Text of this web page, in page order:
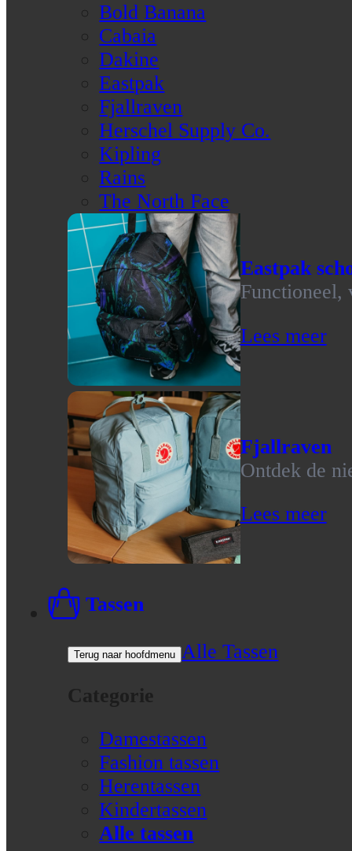
Bold Banana
Cabaia
Dakine
Eastpak
Fjallraven
Herschel Supply Co.
Kipling
Rains
The North Face
Eastpak
Functioneel,
Lees meer
Fjallraven
Ontdek de
Lees meer
Tassen
Terug naar hoofdmenu Alle Tassen
Categorie
Damestassen
Fashion tassen
Herentassen
Kindertassen
Alle tassen